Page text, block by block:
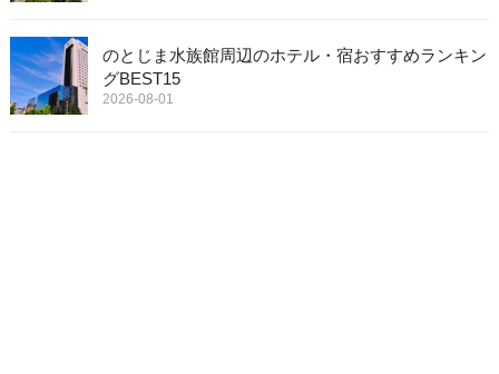
のとじま水族館周辺のホテル・宿おすすめランキン
グBEST15
2026-08-01